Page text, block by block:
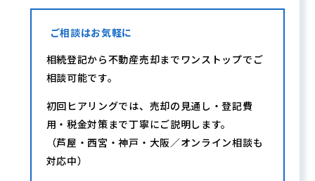
ご相談はお気軽に
相続登記から不動産売却までワンストップでご
相談可能です。
初回ヒアリングでは、売却の見通し・登記費
用・税金対策まで丁寧にご説明します。
（芦屋・西宮・神戸・大阪／オンライン相談も
対応中）